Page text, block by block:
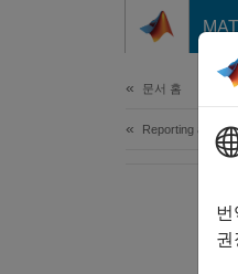
문서 홈
Reporting and
권